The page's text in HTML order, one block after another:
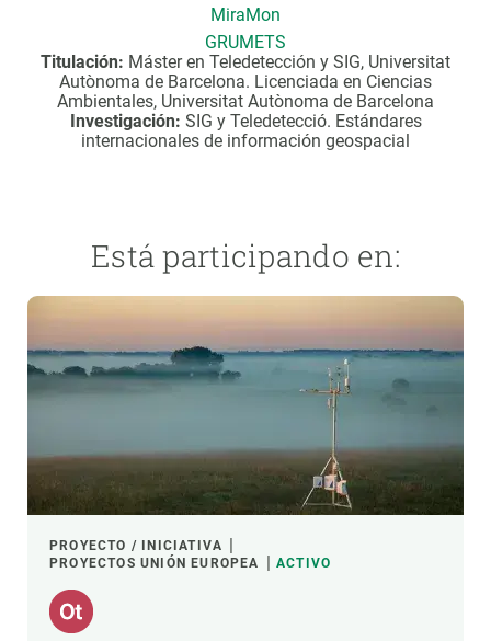
MiraMon
GRUMETS
Titulación: Máster en Teledetección y SIG, Universitat
Autònoma de Barcelona. Licenciada en Ciencias
Ambientales, Universitat Autònoma de Barcelona
Investigación: SIG y Teledetecció. Estándares
internacionales de información geospacial
Está participando en:
PROYECTO / INICIATIVA
PROYECTOS UNIÓN EUROPEA
ACTIVO